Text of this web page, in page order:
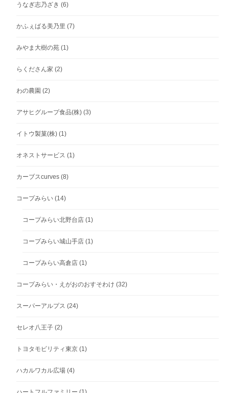
うなぎ志乃ざき (6)
かふぇばる美乃里 (7)
みやま大樹の苑 (1)
らくださん家 (2)
わの農園 (2)
アサヒグループ食品(株) (3)
イトウ製菓(株) (1)
オネストサービス (1)
カーブスcurves (8)
コープみらい (14)
コープみらい北野台店 (1)
コープみらい城山手店 (1)
コープみらい高倉店 (1)
コープみらい・えがおのおすそわけ (32)
スーパーアルプス (24)
セレオ八王子 (2)
トヨタモビリティ東京 (1)
ハカルワカル広場 (4)